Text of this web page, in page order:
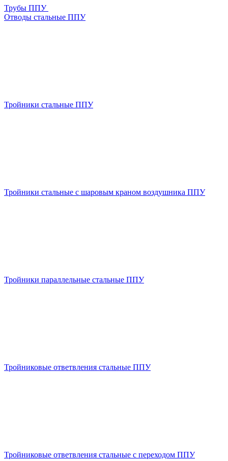
Трубы ППУ
Отводы стальные ППУ
Тройники стальные ППУ
Тройники стальные с шаровым краном воздушника ППУ
Тройники параллельные стальные ППУ
Тройниковые ответвления стальные ППУ
Тройниковые ответвления стальные с переходом ППУ